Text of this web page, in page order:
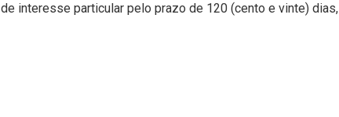
interesse particular pelo prazo de 120 (cento e vinte)